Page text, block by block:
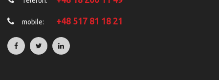
mobile: +48 517 81 18 21